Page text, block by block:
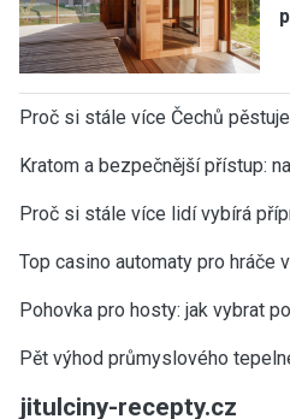
Proč si stále více Čechů
Kratom a bezpečnější přístup:
Proč si stále více lidí vybírá
Top casino automaty pro hráče
Pohovka pro hosty: jak vybrat
Pět výhod průmyslového
jitulciny-recepty.cz